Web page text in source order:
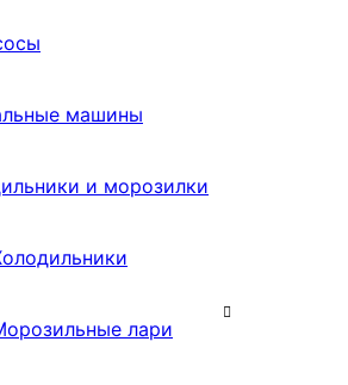
машины
и морозилки
лари